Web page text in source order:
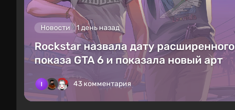
Новости 1 день назад
Rockstar назвала дату расширенного
показа GTA 6 и показала новый арт
43 комментария